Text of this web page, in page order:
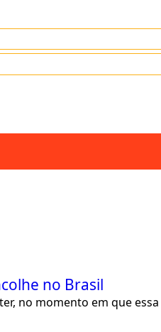
no Brasil
no momento em que